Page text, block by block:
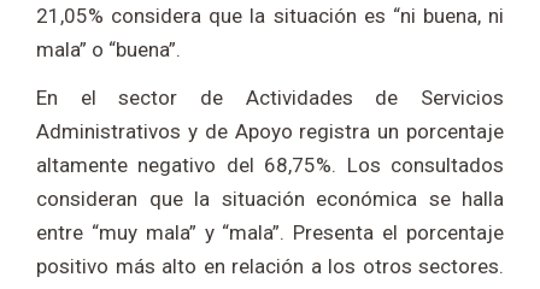
21,05% considera que la situación es “ni buena, ni
mala” o “buena”.
En el sector de Actividades de Servicios
Administrativos y de Apoyo registra un porcentaje
altamente negativo del 68,75%. Los consultados
consideran que la situación económica se halla
entre “muy mala” y “mala”. Presenta el porcentaje
positivo más alto en relación a los otros sectores.